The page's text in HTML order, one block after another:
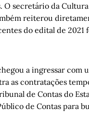
O secretário da
reiterou
do edital de 2021
a ingressar com
as contratações
de Contas do
de Contas para